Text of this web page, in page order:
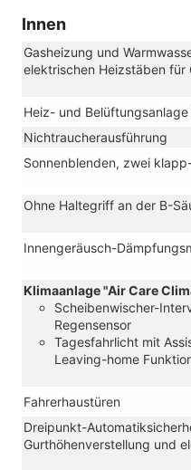
Innen
Gasheizung und
elektrischen Heizstäben
Heiz- und Belüftungsanlage
Nichtraucherausführung
Sonnenblenden, zwei
Ohne Haltegriff an der B-
Innengeräusch-
Klimaanlage "Air Care
Scheibenwischer-
Regensensor
Tagesfahrlicht mit
Leaving-home
Fahrerhaustüren
Dreipunkt-
Gurthöhenverstellung und